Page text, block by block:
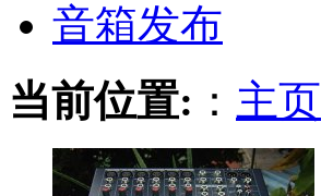
音箱发布
当前位置: ： 主页